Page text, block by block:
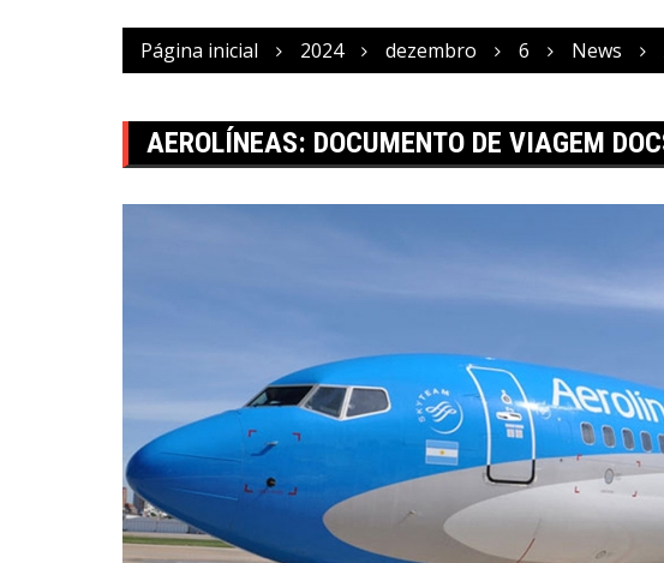
Página inicial 2024 dezembro 6 News
AEROLÍNEAS: DOCUMENTO DE VIAGEM